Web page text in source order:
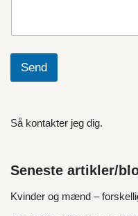
Send
Så kontakter jeg dig.
Seneste artikler/
Kvinder og mænd –